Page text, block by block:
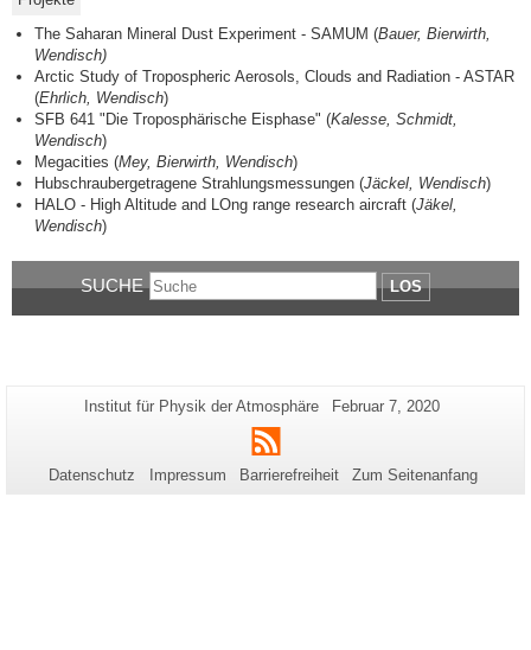
The Saharan Mineral Dust Experiment - SAMUM (Bauer, Bierwirth,
Wendisch)
Arctic Study of Tropospheric Aerosols, Clouds and Radiation - ASTAR
(Ehrlich, Wendisch)
SFB 641 "Die Troposphärische Eisphase" (Kalesse, Schmidt,
Wendisch)
Megacities (Mey, Bierwirth, Wendisch)
Hubschraubergetragene Strahlungsmessungen (Jäckel, Wendisch)
HALO - High Altitude and LOng range research aircraft (Jäkel,
Wendisch)
SUCHE LOS
Zusätzliche
Informationen
zu
dieser
Seiten-
Institut für Physik der Atmosphäre
Letzte
Februar 7, 2020
RSS
Datenschutz Impressum Barrierefreiheit Zum Seitenanfang